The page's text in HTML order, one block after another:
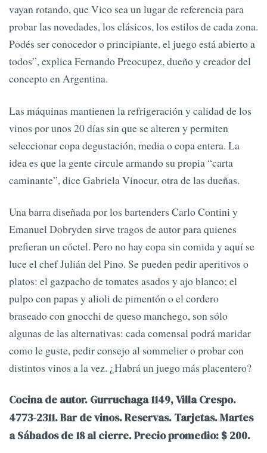
vayan rotando, que Vico sea un lugar de referencia para
probar las novedades, los clásicos, los estilos de cada zona.
Podés ser conocedor o principiante, el juego está abierto a
todos”, explica Fernando Preocupez, dueño y creador del
concepto en Argentina.
Las máquinas mantienen la refrigeración y calidad de los
vinos por unos 20 días sin que se alteren y permiten
seleccionar copa degustación, media o copa entera. La
idea es que la gente circule armando su propia “carta
caminante”, dice Gabriela Vinocur, otra de las dueñas.
Una barra diseñada por los bartenders Carlo Contini y
Emanuel Dobryden sirve tragos de autor para quienes
prefieran un cóctel. Pero no hay copa sin comida y aquí se
luce el chef Julián del Pino. Se pueden pedir aperitivos o
platos: el gazpacho de tomates asados y ajo blanco; el
pulpo con papas y alioli de pimentón o el cordero
braseado con gnocchi de queso manchego, son sólo
algunas de las alternativas: cada comensal podrá maridar
como le guste, pedir consejo al sommelier o probar con
distintos vinos a la vez. ¿Habrá un juego más placentero?
Cocina de autor. Gurruchaga 1149, Villa Crespo.
4773-2311. Bar de vinos. Reservas. Tarjetas. Martes
a Sábados de 18 al cierre. Precio promedio: $ 200.